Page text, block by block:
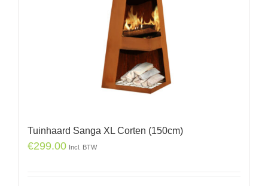
Tuinhaard Sanga XL Corten (150cm)
€299.00 Incl. BTW